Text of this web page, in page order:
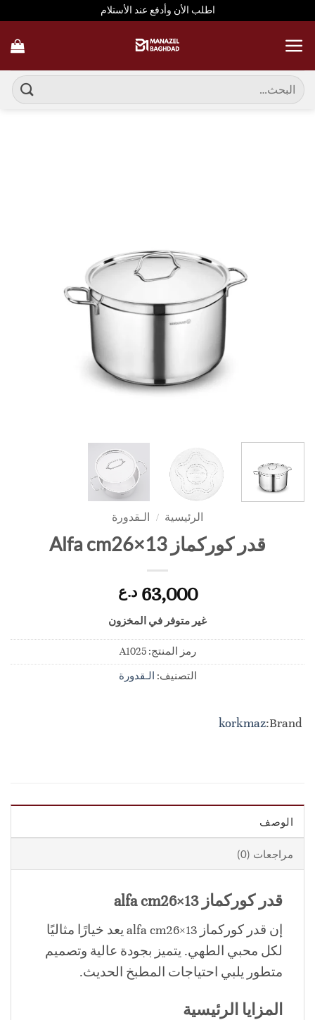
اطلب الأن وأدفع عند الأستلام
البحث
عن:
الرئيسية / الـقدورة
قدر كوركماز Alfa cm26×13
63,000 د.ع
غير متوفر في المخزون
رمز المنتج:A1025
التصنيف: الـقدورة
Brand:
korkmaz
الوصف
مراجعات (0)
قدر كوركماز alfa cm26×13
إن قدر كوركماز alfa cm26×13 يعد خيارًا مثاليًا
لكل محبي الطهي. يتميز بجودة عالية وتصميم
متطور يلبي احتياجات المطبخ الحديث.
المزايا الرئيسية